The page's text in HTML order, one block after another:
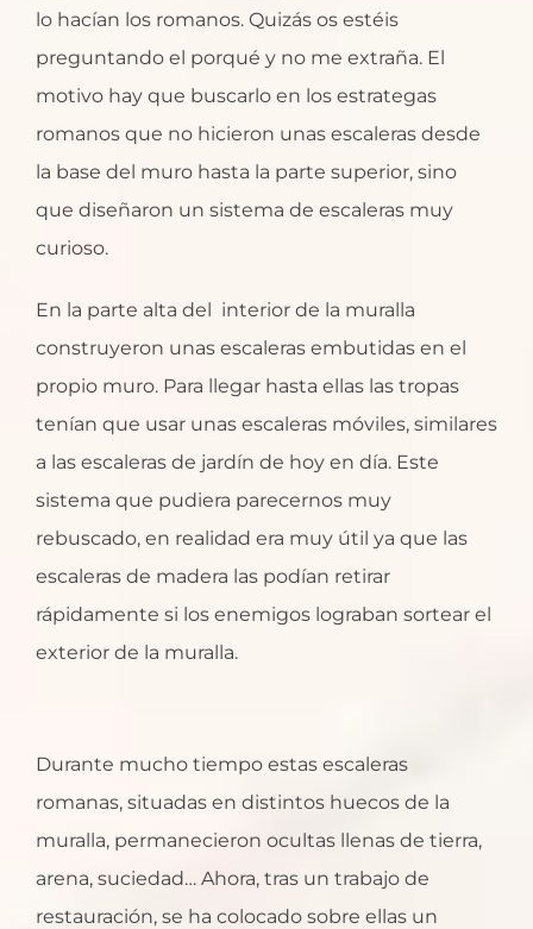
lo hacían los romanos. Quizás os estéis
preguntando el porqué y no me extraña. El
motivo hay que buscarlo en los estrategas
romanos que no hicieron unas escaleras desde
la base del muro hasta la parte superior, sino
que diseñaron un sistema de escaleras muy
curioso.
En la parte alta del interior de la muralla
construyeron unas escaleras embutidas en el
propio muro. Para llegar hasta ellas las tropas
tenían que usar unas escaleras móviles, similares
a las escaleras de jardín de hoy en día. Este
sistema que pudiera parecernos muy
rebuscado, en realidad era muy útil ya que las
escaleras de madera las podían retirar
rápidamente si los enemigos lograban sortear el
exterior de la muralla.
Durante mucho tiempo estas escaleras
romanas, situadas en distintos huecos de la
muralla, permanecieron ocultas llenas de tierra,
arena, suciedad… Ahora, tras un trabajo de
restauración, se ha colocado sobre ellas un